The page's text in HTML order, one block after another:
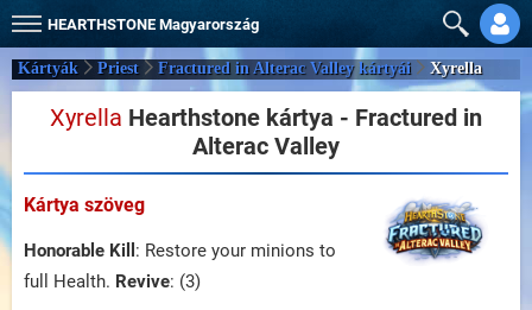
HEARTHSTONE Magyarország
Kártyák Priest Fractured in Alterac Valley kártyái Xyrella
Xyrella Hearthstone kártya - Fractured in
Alterac Valley
Kártya szöveg
Honorable Kill : Restore your minions to
full Health. Revive: (3)